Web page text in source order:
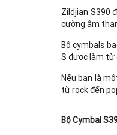
Zildjian S390
cường âm
Bộ cymbals
S được làm từ
Nếu bạn là
từ rock đến
Bộ Cymbal